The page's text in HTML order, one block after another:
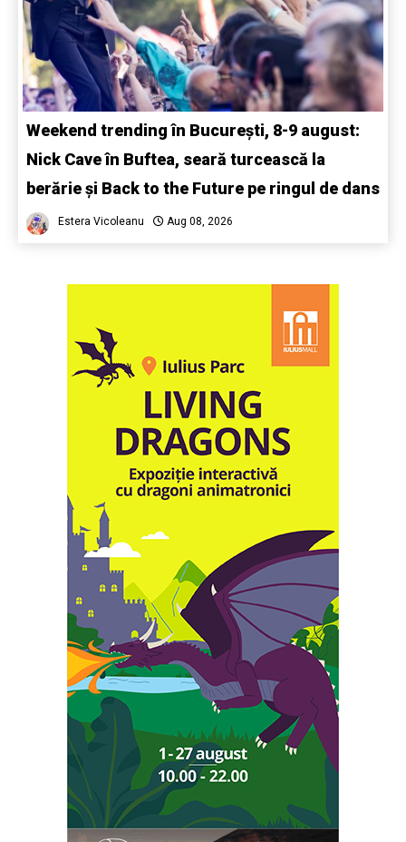
Weekend trending în București, 8-9 august:
Nick Cave în Buftea, seară turcească la
berărie și Back to the Future pe ringul de dans
Estera Vicoleanu Aug 08, 2026